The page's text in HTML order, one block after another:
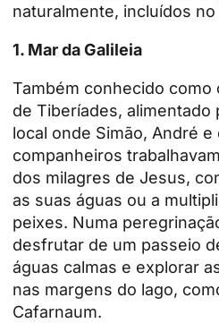
naturalmente, incluídos no
1. Mar da Galileia
Também conhecido como
de Tiberíades, alimentado
local onde Simão, André e
companheiros
dos milagres de Jesus,
as suas águas ou a
peixes. Numa
desfrutar de um passeio
águas calmas e explorar
nas margens do lago,
Cafarnaum.